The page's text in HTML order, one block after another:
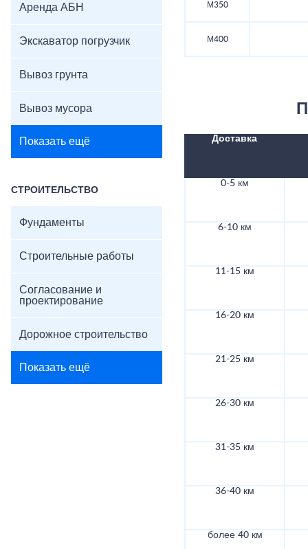
Аренда АБН
Экскаватор погрузчик
Вывоз грунта
Вывоз мусора
Показать ещё
СТРОИТЕЛЬСТВО
Фундаменты
Строительные работы
Согласование и
проектирование
Дорожное строительство
Показать ещё
М350
М400
Доставка
0-5 км
6-10 км
11-15 км
16-20 км
21-25 км
26-30 км
31-35 км
36-40 км
более 40 км